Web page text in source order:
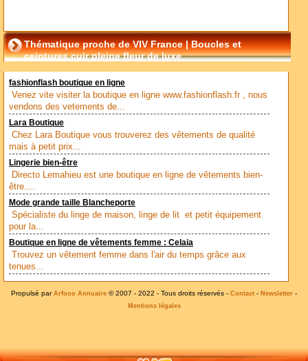
Thématique proche de VIV France | Boucles et
ceintures cuir pleine fleur de luxe
fashionflash boutique en ligne
Venez vite visiter la boutique en ligne www.fashionflash.fr , nous
vendons des vetements de...
Lara Boutique
Chez Lara Boutique vous trouverez des vêtements de qualité
mais à petit prix...
Lingerie bien-être
Directo Lemahieu est une boutique en ligne de vêtements bien-
être....
Mode grande taille Blancheporte
Spécialiste du linge de maison, linge de lit et petit équipement
pour la...
Boutique en ligne de vêtements femme : Celaia
Trouvez un vêtement femme dans l'air du temps grâce aux
tenues...
Propulsé par Arfooo Annuaire © 2007 - 2022 - Tous droits réservés - Contact - Newsletter -
Mentions légales